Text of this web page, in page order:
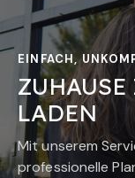
EINFACH,
LADEN
Mit unserem
professionelle